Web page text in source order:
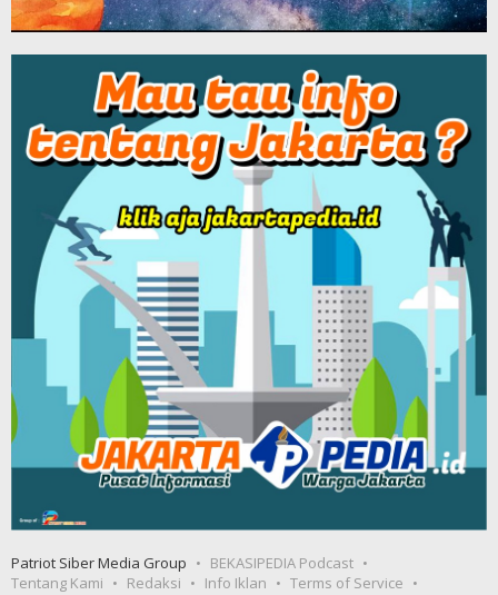
Patriot Siber Media Group
BEKASIPEDIA Podcast
Tentang Kami
Redaksi Info Iklan
Terms of Service